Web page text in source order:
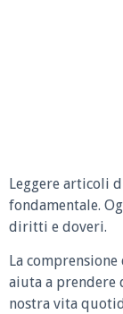
Leggere articoli
fondamentale.
diritti e doveri.
La
aiuta a prendere
nostra vita